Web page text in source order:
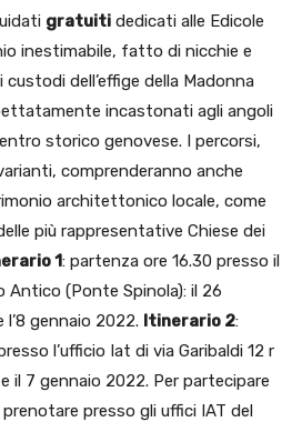
gratuiti dedicati alle Edicole
inestimabile, fatto di nicchie e
dell’effige della Madonna
incastonati agli angoli
storico genovese. I percorsi,
comprenderanno anche
architettonico locale, come
più rappresentative Chiese dei
1: partenza ore 16.30 presso il
Antico (Ponte Spinola): il 26
l’8 gennaio 2022. Itinerario 2:
l’ufficio Iat di via Garibaldi 12 r
il 7 gennaio 2022. Per partecipare
presso gli uffici IAT del